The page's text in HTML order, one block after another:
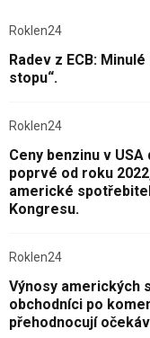
Roklen24
Radev z ECB:
stopu“.
Roklen24
Ceny benzinu v
poprvé od roku
americké
Kongresu.
Roklen24
Výnosy amerických
obchodníci po
přehodnocují